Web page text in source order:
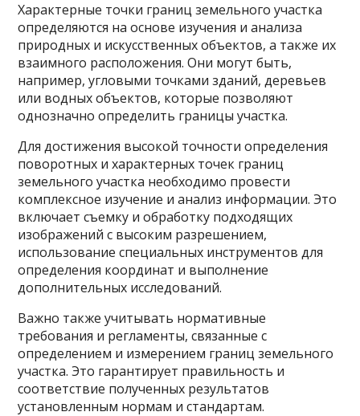
Характерные точки границ земельного участка
определяются на основе изучения и анализа
природных и искусственных объектов, а также их
взаимного расположения. Они могут быть,
например, угловыми точками зданий, деревьев
или водных объектов, которые позволяют
однозначно определить границы участка.
Для достижения высокой точности определения
поворотных и характерных точек границ
земельного участка необходимо провести
комплексное изучение и анализ информации. Это
включает съемку и обработку подходящих
изображений с высоким разрешением,
использование специальных инструментов для
определения координат и выполнение
дополнительных исследований.
Важно также учитывать нормативные
требования и регламенты, связанные с
определением и измерением границ земельного
участка. Это гарантирует правильность и
соответствие полученных результатов
установленным нормам и стандартам.